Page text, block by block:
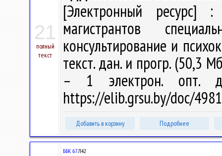
21
полный
текст
[Электронный ресурс] :
магистрантов
консультирование и
текст. дан. и прогр. (50,3
– 1 электрон. опт.
https://elib.grsu.by/doc/
Добавить в корзину Подробнее
ББК 67.Л42